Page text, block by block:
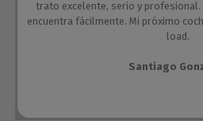
trato excelente, serio y profesional.
encuentra fácilmente. Mi próximo
load.
Santiago